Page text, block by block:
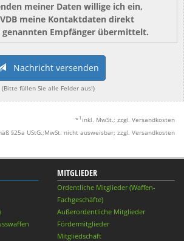
meiner Daten willige ich ein,
meine Kontaktdaten direkt
genannten Empfänger übermittelt.
Nachricht versenden
(Bitte füllen Sie alle Felder aus!)
* 1 inkl. MwSt.; zzgl. Versandkosten
§25a UStG.;MwSt. nicht ausweisbar; zzgl. Versandkosten
MITGLIEDER
Ordentliche Mitglieder (Waffen-
Fachgeschäfte)
Außerordentliche Mitglieder
Fördermitglieder
Mitgliedschaft